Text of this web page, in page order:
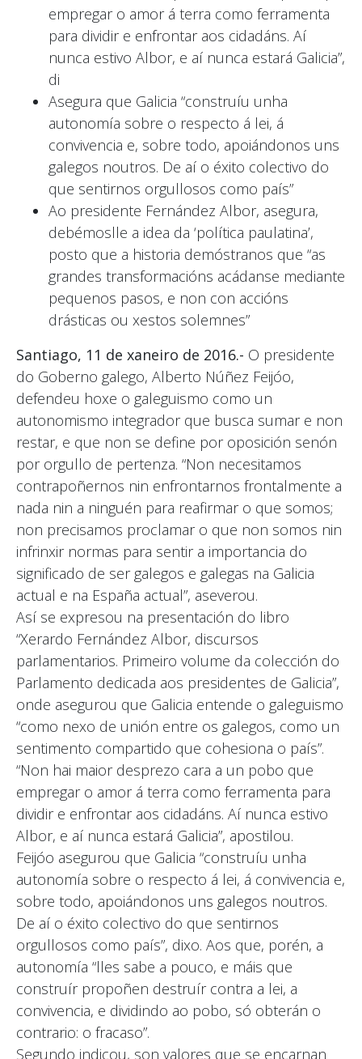
empregar o amor á terra como ferramenta
para dividir e enfrontar aos cidadáns. Aí
nunca estivo Albor, e aí nunca estará Galicia”,
di
Asegura que Galicia “construíu unha
autonomía sobre o respecto á lei, á
convivencia e, sobre todo, apoiándonos uns
galegos noutros. De aí o éxito colectivo do
que sentirnos orgullosos como país”
Ao presidente Fernández Albor, asegura,
debémoslle a idea da ‘política paulatina’,
posto que a historia demóstranos que “as
grandes transformacións acádanse mediante
pequenos pasos, e non con accións
drásticas ou xestos solemnes”
Santiago, 11 de xaneiro de 2016.- O presidente
do Goberno galego, Alberto Núñez Feijóo,
defendeu hoxe o galeguismo como un
autonomismo integrador que busca sumar e non
restar, e que non se define por oposición senón
por orgullo de pertenza. “Non necesitamos
contrapoñernos nin enfrontarnos frontalmente a
nada nin a ninguén para reafirmar o que somos;
non precisamos proclamar o que non somos nin
infrinxir normas para sentir a importancia do
significado de ser galegos e galegas na Galicia
actual e na España actual”, aseverou.
Así se expresou na presentación do libro
“Xerardo Fernández Albor, discursos
parlamentarios. Primeiro volume da colección do
Parlamento dedicada aos presidentes de Galicia”,
onde asegurou que Galicia entende o galeguismo
“como nexo de unión entre os galegos, como un
sentimento compartido que cohesiona o país”.
“Non hai maior desprezo cara a un pobo que
empregar o amor á terra como ferramenta para
dividir e enfrontar aos cidadáns. Aí nunca estivo
Albor, e aí nunca estará Galicia”, apostilou.
Feijóo asegurou que Galicia “construíu unha
autonomía sobre o respecto á lei, á convivencia e,
sobre todo, apoiándonos uns galegos noutros.
De aí o éxito colectivo do que sentirnos
orgullosos como país”, dixo. Aos que, porén, a
autonomía “lles sabe a pouco, e máis que
construír propoñen destruír contra a lei, a
convivencia, e dividindo ao pobo, só obterán o
contrario: o fracaso”.
Segundo indicou, son valores que se encarnan